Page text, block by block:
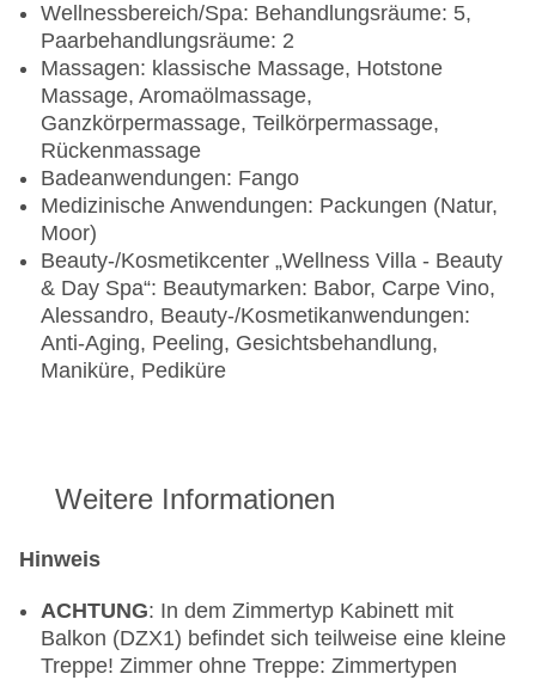
Wellnessbereich/Spa: Behandlungsräume: 5,
Paarbehandlungsräume: 2
Massagen: klassische Massage, Hotstone
Massage, Aromaölmassage,
Ganzkörpermassage, Teilkörpermassage,
Rückenmassage
Badeanwendungen: Fango
Medizinische Anwendungen: Packungen (Natur,
Moor)
Beauty-/Kosmetikcenter „Wellness Villa - Beauty
& Day Spa“: Beautymarken: Babor, Carpe Vino,
Alessandro, Beauty-/Kosmetikanwendungen:
Anti-Aging, Peeling, Gesichtsbehandlung,
Maniküre, Pediküre
Weitere Informationen
Hinweis
ACHTUNG: In dem Zimmertyp Kabinett mit
Balkon (DZX1) befindet sich teilweise eine kleine
Treppe! Zimmer ohne Treppe: Zimmertypen